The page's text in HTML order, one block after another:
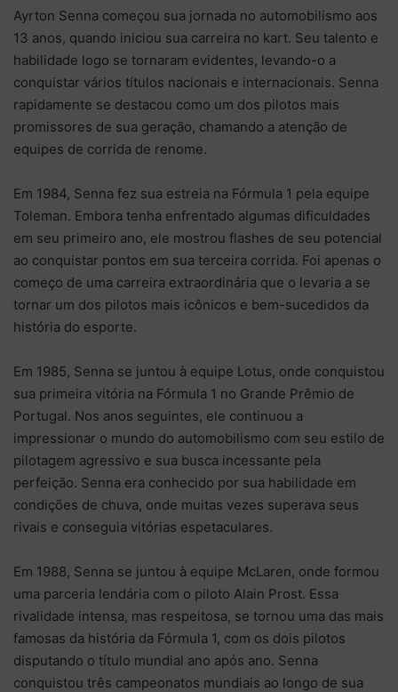
Ayrton Senna começou sua jornada no automobilismo aos
13 anos, quando iniciou sua carreira no kart. Seu talento e
habilidade logo se tornaram evidentes, levando-o a
conquistar vários títulos nacionais e internacionais. Senna
rapidamente se destacou como um dos pilotos mais
promissores de sua geração, chamando a atenção de
equipes de corrida de renome.
Em 1984, Senna fez sua estreia na Fórmula 1 pela equipe
Toleman. Embora tenha enfrentado algumas dificuldades
em seu primeiro ano, ele mostrou flashes de seu potencial
ao conquistar pontos em sua terceira corrida. Foi apenas o
começo de uma carreira extraordinária que o levaria a se
tornar um dos pilotos mais icônicos e bem-sucedidos da
história do esporte.
Em 1985, Senna se juntou à equipe Lotus, onde conquistou
sua primeira vitória na Fórmula 1 no Grande Prêmio de
Portugal. Nos anos seguintes, ele continuou a
impressionar o mundo do automobilismo com seu estilo de
pilotagem agressivo e sua busca incessante pela
perfeição. Senna era conhecido por sua habilidade em
condições de chuva, onde muitas vezes superava seus
rivais e conseguia vitórias espetaculares.
Em 1988, Senna se juntou à equipe McLaren, onde formou
uma parceria lendária com o piloto Alain Prost. Essa
rivalidade intensa, mas respeitosa, se tornou uma das mais
famosas da história da Fórmula 1, com os dois pilotos
disputando o título mundial ano após ano. Senna
conquistou três campeonatos mundiais ao longo de sua